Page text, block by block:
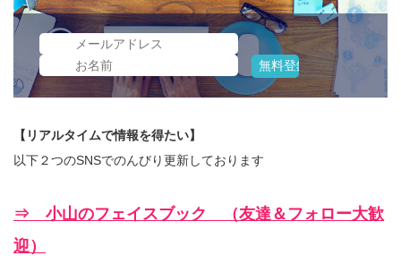
【リアルタイムで情報を得たい】
以下２つのSNSでのんびり更新しております
⇒ 小山のフェイスブック （友達＆フォロー大歓
迎）